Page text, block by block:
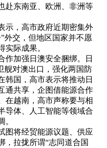
赴东南亚、欧洲、非洲等
，高市政府近期密集外
外交，但地区国家并不愿
实际成果。
加强日澳安全捆绑。日
舰对澳出口，强化两国防
韩国，高市表示将推动日
通共享，企图借能源合作
在越南，高市声称要与相
导体、人工智能等领域合
。
将经贸能源议题、供应
，拉拢所谓“志同道合国